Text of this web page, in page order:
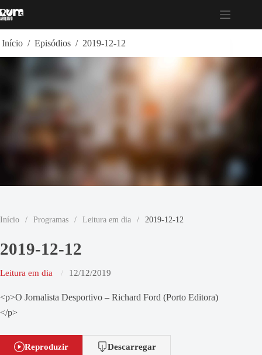
para
Início / Episódios / 2019-12-12
Início / Programas / Leitura em dia / 2019-12-12
2019-12-12
Leitura em dia 12/12/2019
<p>O Jornalista Desportivo – Richard Ford (Porto Editora)
</p>
Reproduzir Descarregar